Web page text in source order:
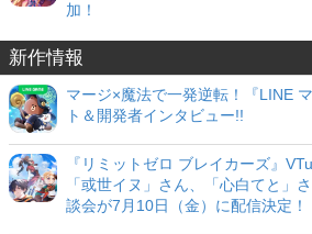
加！
新作情報
マージ×魔法で一発逆転！『LINE
ト＆開発者インタビュー!!
『リミットゼロ ブレイカーズ』
「或世イヌ」さん、「心白てと」
談会が7月10日（金）に配信決定！